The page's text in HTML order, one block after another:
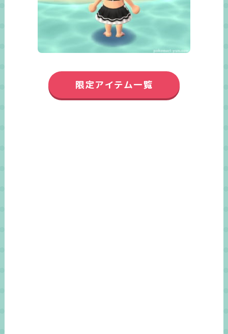
限定アイテム一覧